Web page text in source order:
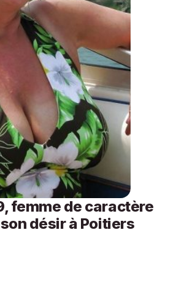
femme de caractère
désir à Poitiers